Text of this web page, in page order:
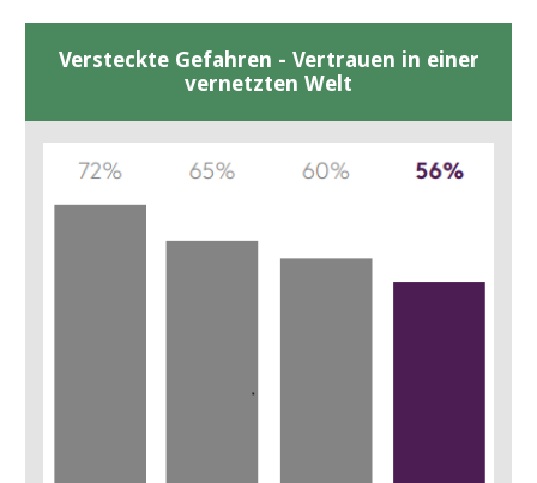
Versteckte Gefahren - Vertrauen in einer
vernetzten Welt